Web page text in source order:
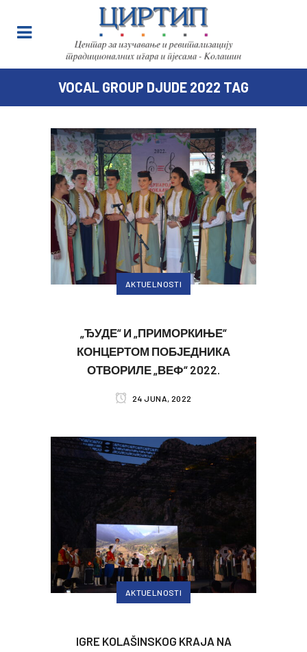
VOCAL GROUP DJUDE 2022 TAG
AKTUELNOSTI
„ЂУДЕ“ И „ПРИМОРКИЊЕ“
КОНЦЕРТОМ ПОБЈЕДНИКА
ОТВОРИЛЕ „ВЕФ“ 2022.
24 JUNA, 2022
AKTUELNOSTI
IGRE KOLAŠINSKOG KRAJA NA